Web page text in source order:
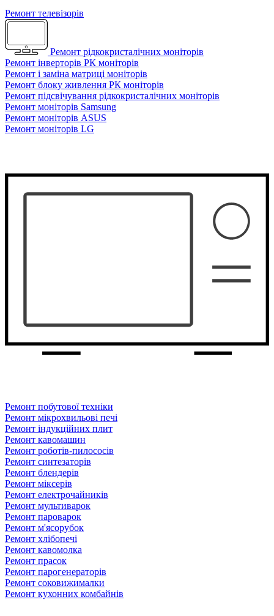
Ремонт телевізорів
Ремонт рідкокристалічних моніторів
Ремонт інверторів РК моніторів
Ремонт і заміна матриці моніторів
Ремонт блоку живлення РК моніторів
Ремонт підсвічування рідкокристалічних моніторів
Ремонт моніторів Samsung
Ремонт моніторів ASUS
Ремонт моніторів LG
Ремонт побутової техніки
Ремонт мікрохвильові печі
Ремонт індукційних плит
Ремонт кавомашин
Ремонт роботів-пилососів
Ремонт синтезаторів
Ремонт блендерiв
Ремонт мiксерiв
Ремонт електрочайників
Ремонт мультиварок
Ремонт пароварок
Ремонт м'ясорубок
Ремонт хлiбопечi
Ремонт кавомолка
Ремонт прасок
Ремонт парогенераторiв
Ремонт соковижималки
Ремонт кухонних комбайнів